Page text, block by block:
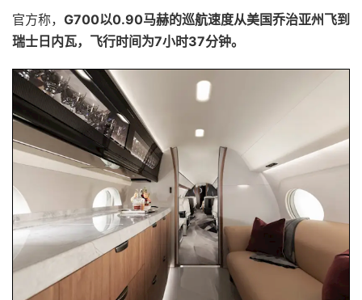
官方称， G700以0.90马赫的巡航速度从美国乔治亚州飞到
瑞士日内瓦，飞行时间为7小时37分钟。